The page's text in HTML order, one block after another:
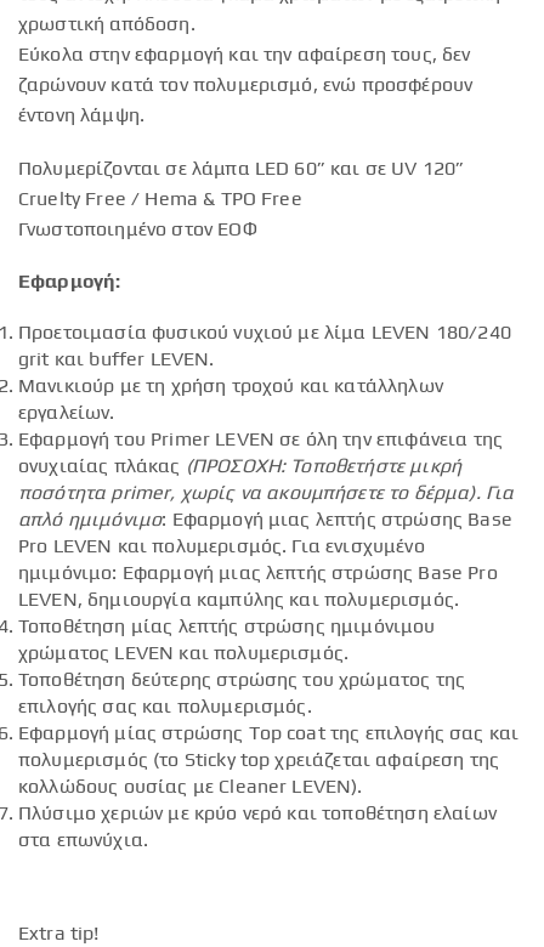
χρωστική απόδοση.
Εύκολα στην εφαρμογή και την αφαίρεση τους, δεν
ζαρώνουν κατά τον πολυμερισμό, ενώ προσφέρουν
έντονη λάμψη.
Πολυμερίζονται σε λάμπα LED 60” και σε UV 120”
Cruelty Free / Hema & TPO Free
Γνωστοποιημένο στον ΕΟΦ
Εφαρμογή:
Προετοιμασία φυσικού νυχιού με λίμα LEVEN 180/240
grit και buffer LEVEN.
Μανικιούρ με τη χρήση τροχού και κατάλληλων
εργαλείων.
Εφαρμογή του Primer LEVEN σε όλη την επιφάνεια της
ονυχιαίας πλάκας (ΠΡΟΣΟΧΗ: Τοποθετήστε μικρή
ποσότητα primer, χωρίς να ακουμπήσετε το δέρμα).Για
απλό ημιμόνιμο: Εφαρμογή μιας λεπτής στρώσης Base
Pro LEVEN και πολυμερισμός. Για ενισχυμένο
ημιμόνιμο: Εφαρμογή μιας λεπτής στρώσης Base Pro
LEVEN, δημιουργία καμπύλης και πολυμερισμός.
Τοποθέτηση μίας λεπτής στρώσης ημιμόνιμου
χρώματος LEVEN και πολυμερισμός.
Τοποθέτηση δεύτερης στρώσης του χρώματος της
επιλογής σας και πολυμερισμός.
Εφαρμογή μίας στρώσης Top coat της επιλογής σας και
πολυμερισμός (το Sticky top χρειάζεται αφαίρεση της
κολλώδους ουσίας με Cleaner LEVEN).
Πλύσιμο χεριών με κρύο νερό και τοποθέτηση ελαίων
στα επωνύχια.
Extra tip!